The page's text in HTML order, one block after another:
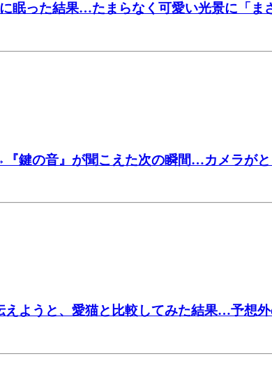
に眠った結果…たまらなく可愛い光景に「
鍵の音』が聞こえた次の瞬間…カメラが
えようと、愛猫と比較してみた結果…予想